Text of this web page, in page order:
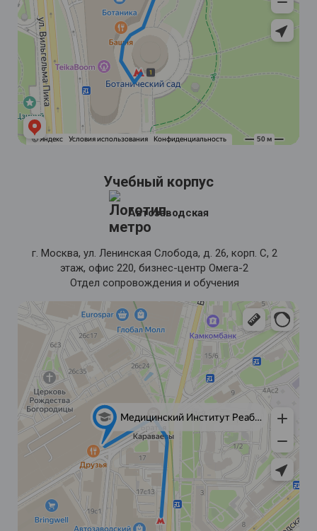
Учебный корпус
Автозаводская
г. Москва, ул. Ленинская Слобода, д. 26, корп. С, 2
этаж, офис 220, бизнес-центр Омега-2
Отдел сопровождения и обучения